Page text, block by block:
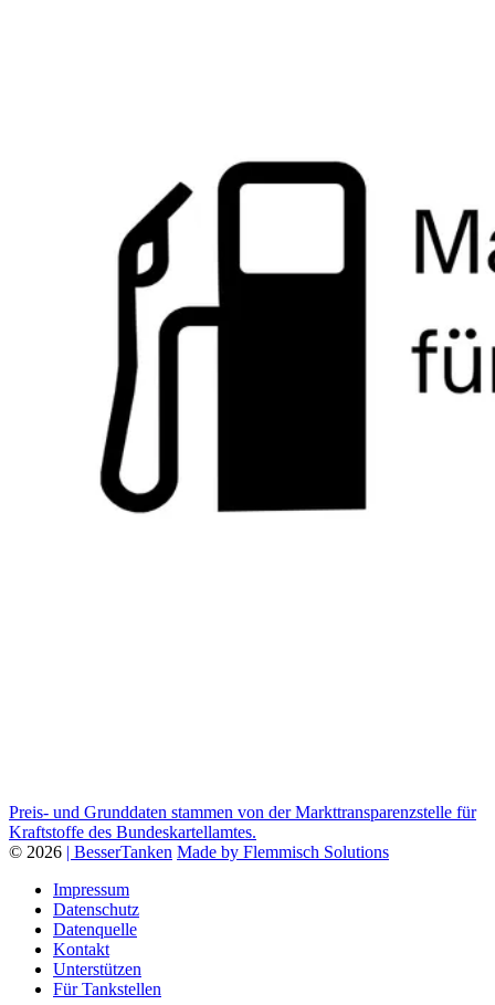
Preis- und Grunddaten stammen von der Markttransparenzstelle für
Kraftstoffe des Bundeskartellamtes.
© 2026 | BesserTanken Made by Flemmisch Solutions
Impressum
Datenschutz
Datenquelle
Kontakt
Unterstützen
Für Tankstellen